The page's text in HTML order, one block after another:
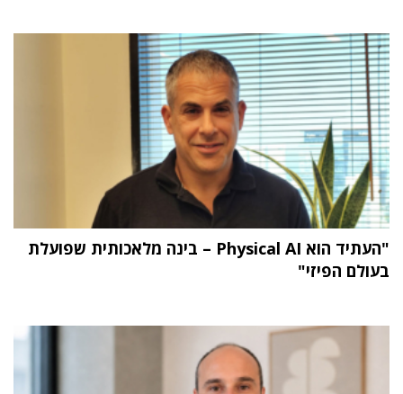
"העתיד הוא Physical AI – בינה מלאכותית שפועלת
בעולם הפיזי"